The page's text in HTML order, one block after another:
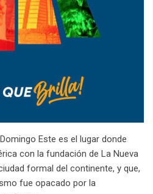
Este es el lugar donde
con la fundación de La Nueva
formal del continente, y que,
fue opacado por la